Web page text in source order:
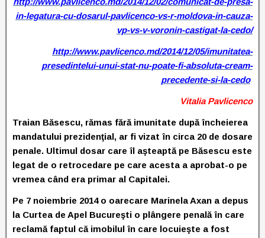
in-legatura-cu-dosarul-pavlicenco-vs-r-moldova-in-cauza-
vp-vs-v-voronin-castigat-la-cedo/
http://www.pavlicenco.md/2014/12/05/imunitatea-
presedintelui-unui-stat-nu-poate-fi-absoluta-cream-
precedente-si-la-cedo
Vitalia Pavlicenco
Traian Băsescu, rămas fără imunitate după încheierea
mandatului prezidenţial, ar fi vizat în circa 20 de dosare
penale. Ultimul dosar care îl aşteaptă pe Băsescu este
legat de o retrocedare pe care acesta a aprobat-o pe
vremea când era primar al Capitalei.
Pe 7 noiembrie 2014 o oarecare Marinela Axan a depus
la Curtea de Apel Bucureşti o plângere penală în care
reclamă faptul că imobilul în care locuieşte a fost